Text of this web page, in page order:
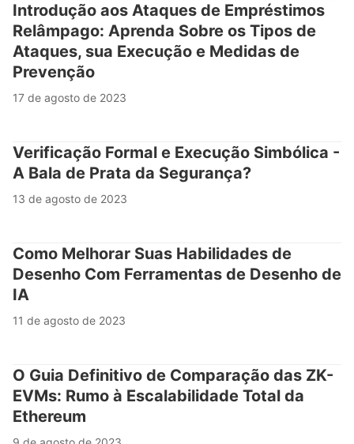
Introdução aos Ataques de Empréstimos
Relâmpago: Aprenda Sobre os Tipos de
Ataques, sua Execução e Medidas de
Prevenção
17 de agosto de 2023
Verificação Formal e Execução Simbólica -
A Bala de Prata da Segurança?
13 de agosto de 2023
Como Melhorar Suas Habilidades de
Desenho Com Ferramentas de Desenho de
IA
11 de agosto de 2023
O Guia Definitivo de Comparação das ZK-
EVMs: Rumo à Escalabilidade Total da
Ethereum